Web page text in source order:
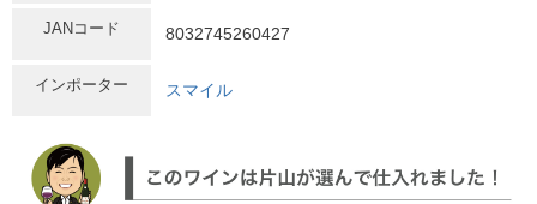
JANコード 8032745260427
インポーター スマイル